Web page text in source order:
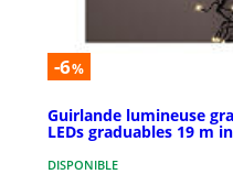
-6%
Guirlande lumineuse
LEDs graduables 19 m
DISPONIBLE